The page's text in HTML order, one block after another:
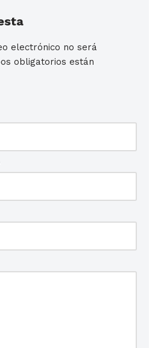
electrónico no será
obligatorios están